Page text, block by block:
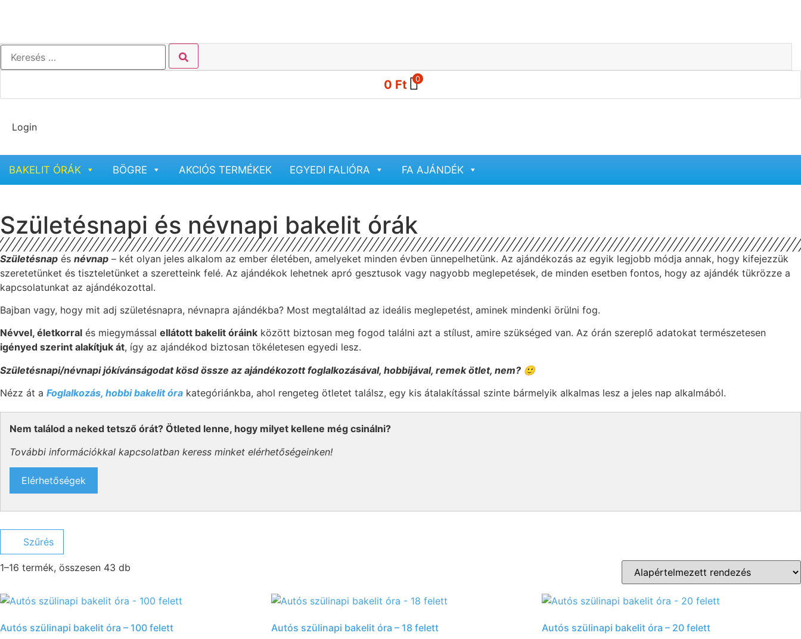
0 Ft 0
Login
BAKELIT ÓRÁK BÖGRE AKCIÓS TERMÉKEK EGYEDI FALIÓRA FA AJÁNDÉK
Születésnapi és névnapi bakelit órák
Születésnap és névnap – két olyan jeles alkalom az ember életében, amelyeket minden évben ünnepelhetünk. Az ajándékozás az egyik legjobb módja annak, hogy kifejezzük
szeretetünket és tiszteletünket a szeretteink felé. Az ajándékok lehetnek apró gesztusok vagy nagyobb meglepetések, de minden esetben fontos, hogy az ajándék tükrözze a
kapcsolatunkat az ajándékozottal.
Bajban vagy, hogy mit adj születésnapra, névnapra ajándékba? Most megtaláltad az ideális meglepetést, aminek mindenki örülni fog.
Névvel, életkorral és miegymással ellátott bakelit óráink között biztosan meg fogod találni azt a stílust, amire szükséged van. Az órán szereplő adatokat természetesen
igényed szerint alakítjuk át, így az ajándékod biztosan tökéletesen egyedi lesz.
Születésnapi/névnapi jókívánságodat kösd össze az ajándékozott foglalkozásával, hobbijával, remek ötlet, nem? 🙂
Nézz át a Foglalkozás, hobbi bakelit óra kategóriánkba, ahol rengeteg ötletet találsz, egy kis átalakítással szinte bármelyik alkalmas lesz a jeles nap alkalmából.
Nem találod a neked tetsző órát? Ötleted lenne, hogy milyet kellene még csinálni?
További információkkal kapcsolatban keress minket elérhetőségeinken!
Elérhetőségek
Szűrés
1–16 termék, összesen 43 db
Autós szülinapi bakelit óra – 100 felett Autós szülinapi bakelit óra – 18 felett Autós szülinapi bakelit óra – 20 felett